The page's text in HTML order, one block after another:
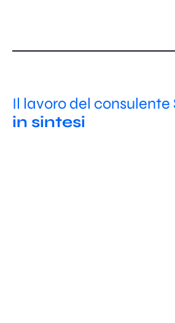
Il lavoro del consulente
in sintesi